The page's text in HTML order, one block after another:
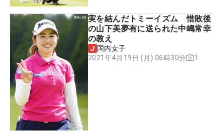
実を結んだトミーイズム 惜敗後
の山下美夢有に送られた中嶋常幸
の教え
国内女子
2021年4月19日 (月) 06時30分
1